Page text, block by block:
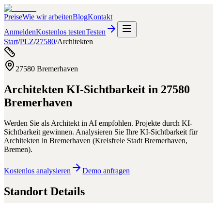
PreiseWie wir arbeitenBlogKontakt
AnmeldenKostenlos testenTesten
Start/PLZ/27580/Architekten
27580 Bremerhaven
Architekten KI-Sichtbarkeit in 27580
Bremerhaven
Werden Sie als Architekt in AI empfohlen. Projekte durch KI-
Sichtbarkeit gewinnen. Analysieren Sie Ihre KI-Sichtbarkeit für
Architekten in Bremerhaven (Kreisfreie Stadt Bremerhaven,
Bremen).
Kostenlos analysieren Demo anfragen
Standort Details